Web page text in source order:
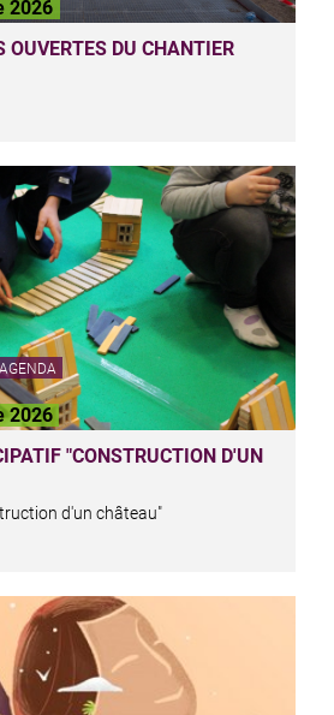
OUVERTES DU CHANTIER
2026
"CONSTRUCTION D'UN
2026
d'un château"